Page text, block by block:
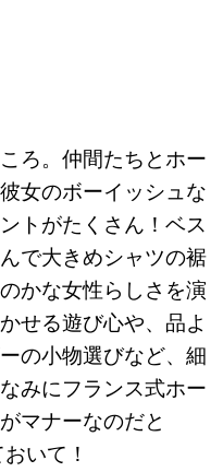
ろ。仲間たちとホー
女のボーイッシュな
トがたくさん！ベス
で大きめシャツの裾
かな女性らしさを演
せる遊び心や、品よ
の小物選びなど、細
みにフランス式ホー
マナーなのだと
いて！